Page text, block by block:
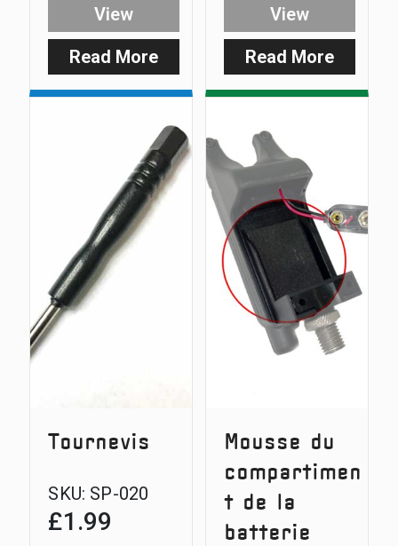
Read More:
Receiver
Clip
(Receivers
1992-
View
Read More:
Rx-
View
Tournevis
SKU: SP-020
£1.99
Mousse du
compartimen
t de la
batterie